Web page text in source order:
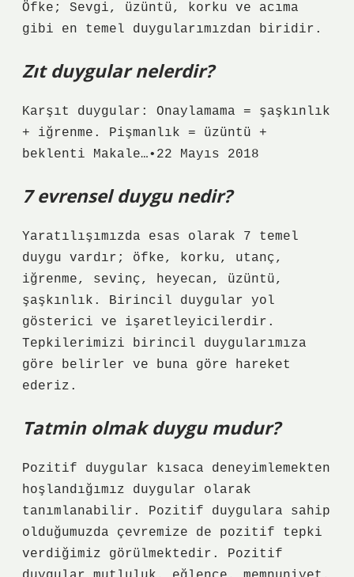
Öfke; Sevgi, üzüntü, korku ve acıma
gibi en temel duygularımızdan biridir.
Zıt duygular nelerdir?
Karşıt duygular: Onaylamama = şaşkınlık
+ iğrenme. Pişmanlık = üzüntü +
beklenti Makale…•22 Mayıs 2018
7 evrensel duygu nedir?
Yaratılışımızda esas olarak 7 temel
duygu vardır; öfke, korku, utanç,
iğrenme, sevinç, heyecan, üzüntü,
şaşkınlık. Birincil duygular yol
gösterici ve işaretleyicilerdir.
Tepkilerimizi birincil duygularımıza
göre belirler ve buna göre hareket
ederiz.
Tatmin olmak duygu mudur?
Pozitif duygular kısaca deneyimlemekten
hoşlandığımız duygular olarak
tanımlanabilir. Pozitif duygulara sahip
olduğumuzda çevremize de pozitif tepki
verdiğimiz görülmektedir. Pozitif